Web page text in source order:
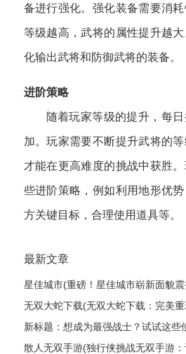
备进行强化。强化装备需要消
等级越高，武将的属性提升越
化输出武将和防御武将的装备。
进阶策略
随着玩家等级的提升，每
加。玩家需要不断提升武将的等
才能在更高难度的挑战中获胜
些进阶策略，例如利用地形优
方关键目标，合理使用道具等。
最新文章
星佳城市(重磅！星佳城市崭新面貌
无双大蛇下载(无双大蛇下载：完美
新标题：想成为最强战士？试试这些
最强战士？这些使命召唤2秘籍绝对
散人无双手游(独行侠挑战无双手游